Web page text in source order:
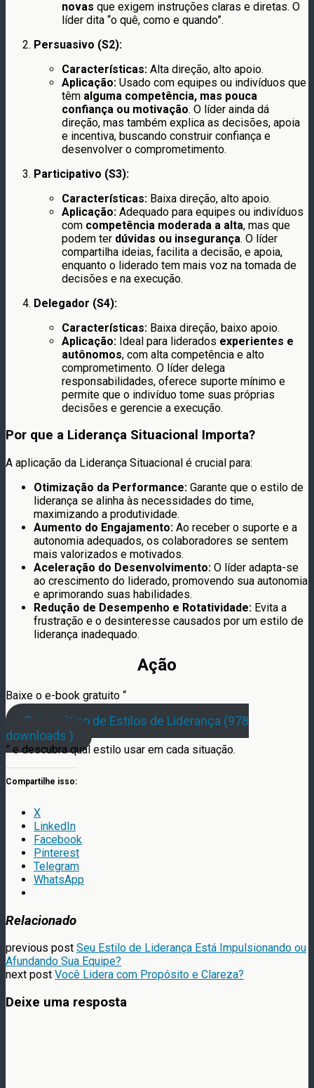
novas que exigem instruções claras e diretas. O
líder dita “o quê, como e quando”.
Persuasivo (S2):
Características: Alta direção, alto apoio.
Aplicação: Usado com equipes ou indivíduos que
têm alguma competência, mas pouca
confiança ou motivação. O líder ainda dá
direção, mas também explica as decisões, apoia
e incentiva, buscando construir confiança e
desenvolver o comprometimento.
Participativo (S3):
Características: Baixa direção, alto apoio.
Aplicação: Adequado para equipes ou indivíduos
com competência moderada a alta, mas que
podem ter dúvidas ou insegurança. O líder
compartilha ideias, facilita a decisão, e apoia,
enquanto o liderado tem mais voz na tomada de
decisões e na execução.
Delegador (S4):
Características: Baixa direção, baixo apoio.
Aplicação: Ideal para liderados experientes e
autônomos, com alta competência e alto
comprometimento. O líder delega
responsabilidades, oferece suporte mínimo e
permite que o indivíduo tome suas próprias
decisões e gerencie a execução.
Por que a Liderança Situacional Importa?
A aplicação da Liderança Situacional é crucial para:
Otimização da Performance: Garante que o estilo de
liderança se alinha às necessidades do time,
maximizando a produtividade.
Aumento do Engajamento: Ao receber o suporte e a
autonomia adequados, os colaboradores se sentem
mais valorizados e motivados.
Aceleração do Desenvolvimento: O líder adapta-se
ao crescimento do liderado, promovendo sua autonomia
e aprimorando suas habilidades.
Redução de Desempenho e Rotatividade: Evita a
frustração e o desinteresse causados por um estilo de
liderança inadequado.
Ação
Baixe o e-book gratuito “
Guia prático de Estilos de Liderança (978
downloads )
” e descubra qual estilo usar em cada situação.
Compartilhe isso:
X
LinkedIn
Facebook
Pinterest
Telegram
WhatsApp
Relacionado
previous post Seu Estilo de Liderança Está Impulsionando ou
Afundando Sua Equipe?
next post Você Lidera com Propósito e Clareza?
Deixe uma resposta